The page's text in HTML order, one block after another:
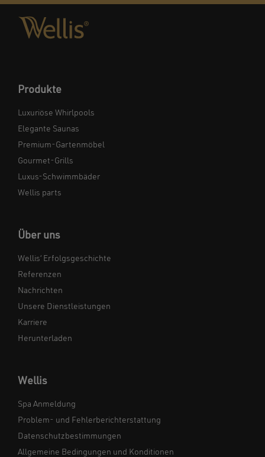
Produkte
Luxuriöse Whirlpools
Elegante Saunas
Premium-Gartenmöbel
Gourmet-Grills
Luxus-Schwimmbäder
Wellis parts
Über uns
Wellis‘ Erfolgsgeschichte
Referenzen
Nachrichten
Unsere Dienstleistungen
Karriere
Herunterladen
Wellis
Spa Anmeldung
Problem- und Fehlerberichterstattung
Datenschutzbestimmungen
Allgemeine Bedingungen und Konditionen